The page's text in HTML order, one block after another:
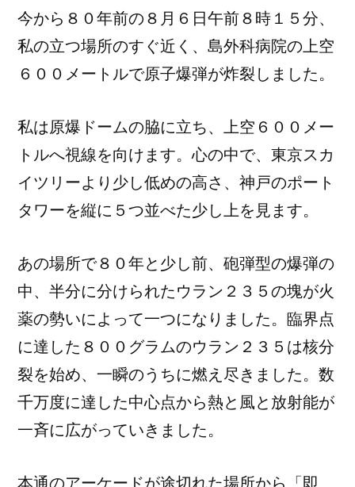
今から８０年前の８月６日午前８時１５分、
私の立つ場所のすぐ近く、島外科病院の上空
６００メートルで原子爆弾が炸裂しました。
私は原爆ドームの脇に立ち、上空６００メー
トルへ視線を向けます。心の中で、東京スカ
イツリーより少し低めの高さ、神戸のポート
タワーを縦に５つ並べた少し上を見ます。
あの場所で８０年と少し前、砲弾型の爆弾の
中、半分に分けられたウラン２３５の塊が火
薬の勢いによって一つになりました。臨界点
に達した８００グラムのウラン２３５は核分
裂を始め、一瞬のうちに燃え尽きました。数
千万度に達した中心点から熱と風と放射能が
一斉に広がっていきました。
本通のアーケードが途切れた場所から「即